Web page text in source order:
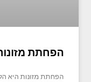
הפחתת
הפחתת מזונות היא